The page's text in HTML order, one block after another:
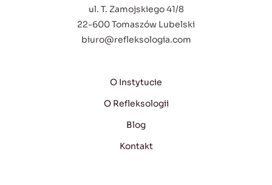
ul. T. Zamojskiego 41/8
22-600 Tomaszów Lubelski
biuro@refleksologia.com
O Instytucie
O Refleksologii
Blog
Kontakt